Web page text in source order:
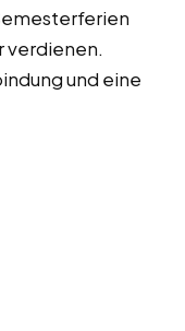
verdienen.
und eine